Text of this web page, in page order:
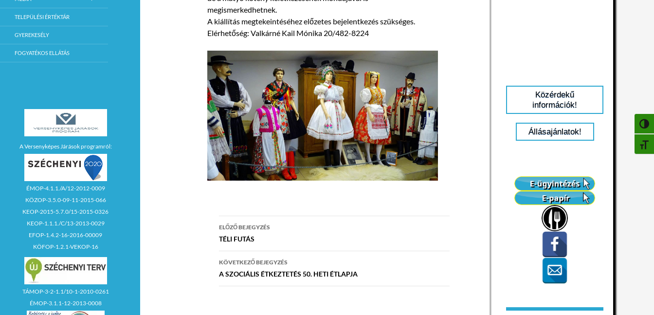
megismerkedhetnek.
A kiállítás megtekeintéséhez előzetes bejelentkezés szükséges.
Elérhetőség: Valkárné Kail Mónika 20/482-8224
Bejegyzés
navigáció
ELŐZŐ BEJEGYZÉS
TÉLI FUTÁS
KÖVETKEZŐ BEJEGYZÉS
A SZOCIÁLIS ÉTKEZTETÉS 50. HETI ÉTLAPJA
Közérdekű
információk!
Állásajánlatok!
TELEPÜLÉSI ÉRTÉKTÁR
GYEREKESÉLY
FOGYATÉKOS ELLÁTÁS
A Versenyképes Járások programról:
ÉMOP-4.1.1./A/12-2012-0009
KÖZOP-3.5.0-09-11-2015-066
KEOP-2015-5.7.0/15-2015-0326
KEOP-1.1.1./C/13-2013-0029
EFOP-1.4.2-16-2016-00009
KÖFOP-1.2.1-VEKOP-16
TÁMOP-3-2-1.1/10-1-2010-0261
ÉMOP-3.1.1-12-2013-0008